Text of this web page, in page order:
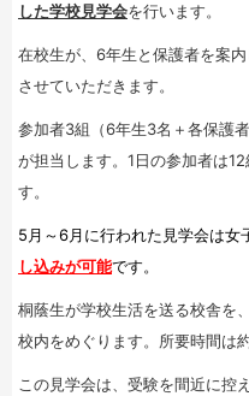
した学校見学会を行います。
在校生が、6年生と保護者を案
させていただきます。
参加者3組（6年生3名＋各保護
が担当します。1日の参加者は
す。
5月～6月に行われた見学会は女
し込みが可能です。
桐蔭生が学校生活を送る校舎を
校内をめぐります。所要時間は
この見学会は、受験を間近に控